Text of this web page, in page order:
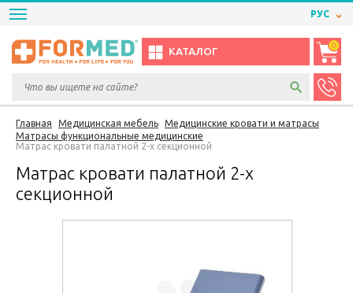
РУС
КАТАЛОГ
0
Главная Медицинская мебель
Медицинские кровати и матрасы
Матрасы функциональные медицинские
Матрас кровати палатной 2-х секционной
Матрас кровати палатной 2-х
секционной